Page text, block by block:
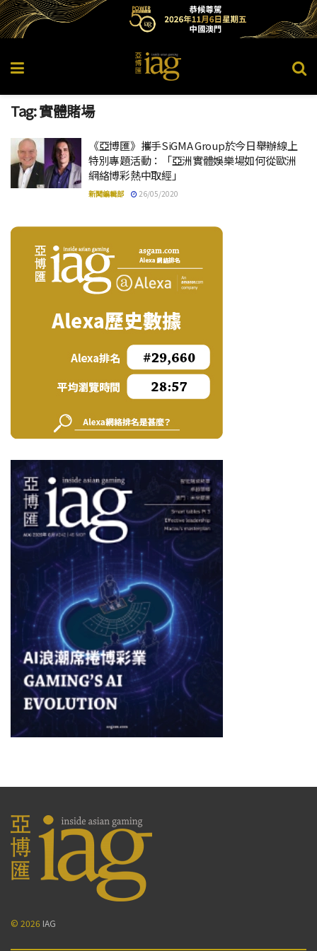
Tag:實體賭場
《亞博匯》攜手SiGMA Group於今日舉辦線上
特別專題活動：「亞洲實體娛樂場如何從歐洲
網絡博彩熱中取經」
新聞編輯部 26/05/2020
© 2026 IAG